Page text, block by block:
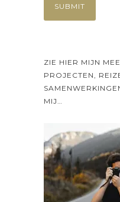
ZIE HIER MIJN
PROJECTEN,
MIJ…